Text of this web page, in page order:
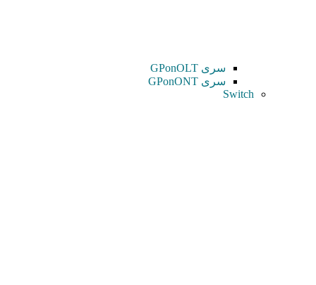
سری GPonOLT
سری GPonONT
Switch